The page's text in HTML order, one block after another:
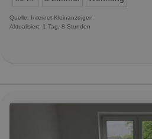
Quelle: Internet-Kleinanzeigen
Aktualisiert: 1 Tag, 8 Stunden